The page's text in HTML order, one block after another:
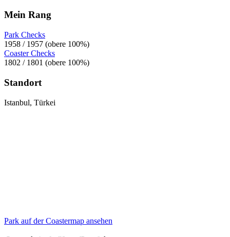
Mein Rang
Park Checks
1958 / 1957 (obere 100%)
Coaster Checks
1802 / 1801 (obere 100%)
Standort
Istanbul, Türkei
Park auf der Coastermap ansehen